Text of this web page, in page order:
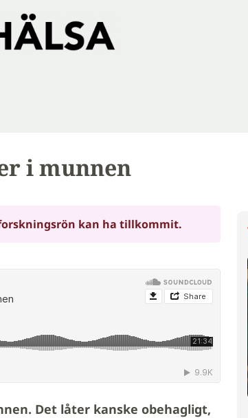
i munnen
kan ha tillkommit.
Det låter kanske obehagligt,